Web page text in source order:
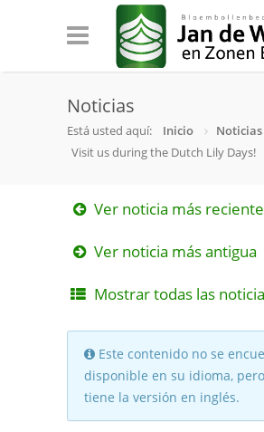
Noticias
Está usted aquí: Inicio
Noticias
Visit us during the Dutch Lily Days!
Ver noticia más reciente
Ver noticia más antigua
Mostrar todas las
Este contenido no se
disponible en su idioma,
tiene la versión en inglés.